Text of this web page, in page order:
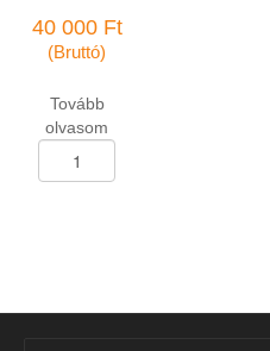
40 000 Ft
(Bruttó)
Tovább
olvasom
9,00-
forgó